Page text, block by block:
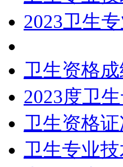
2023卫生
卫生资格
2023度卫
卫生资格
卫生专业